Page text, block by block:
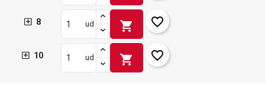
8 ud shopping_cart favorite_border
10 ud shopping_cart favorite_border